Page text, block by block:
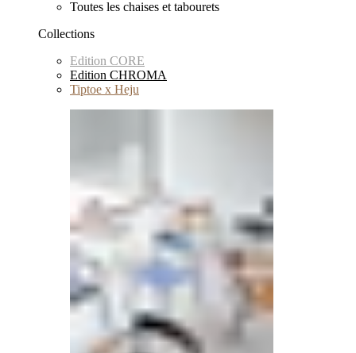
Toutes les chaises et tabourets
Collections
Edition CORE
Edition CHROMA
Tiptoe x Heju